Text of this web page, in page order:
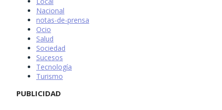
Nacional
notas-de-prensa
Ocio
Salud
Sociedad
Sucesos
Tecnología
Turismo
PUBLICIDAD